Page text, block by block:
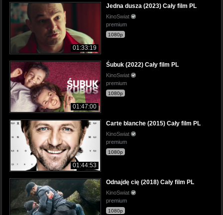
01:33:19
Jedna dusza (2023) Cały film PL
KinoSwiat
premium
1080p
01:47:00
Śubuk (2022) Cały film PL
KinoSwiat
premium
1080p
01:44:53
Carte blanche (2015) Cały film PL
KinoSwiat
premium
1080p
Odnajdę cię (2018) Cały film PL
KinoSwiat
premium
1080p